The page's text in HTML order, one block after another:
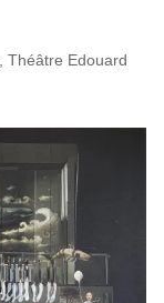
Théâtre Edouard